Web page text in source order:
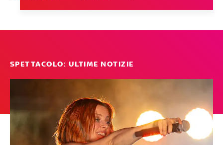
SPETTACOLO: ULTIME NOTIZIE